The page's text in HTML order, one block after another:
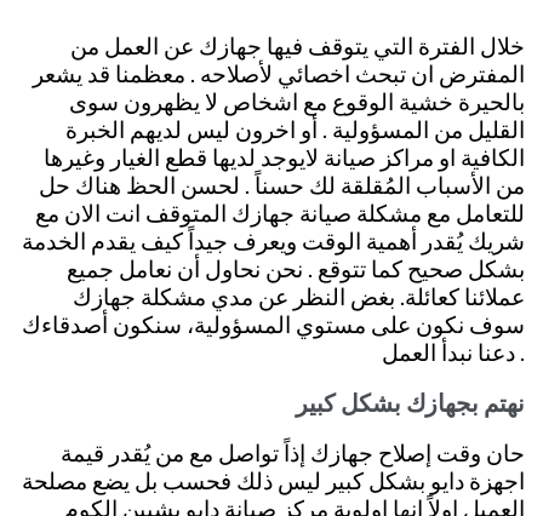
خلال الفترة التي يتوقف فيها جهازك عن العمل من
المفترض ان تبحث اخصائي لأصلاحه . معظمنا قد يشعر
بالحيرة خشية الوقوع مع اشخاص لا يظهرون سوى
القليل من المسؤولية . أو اخرون ليس لديهم الخبرة
الكافية او مراكز صيانة لايوجد لديها قطع الغيار وغيرها
من الأسباب المُقلقة لك حسناً . لحسن الحظ هناك حل
للتعامل مع مشكلة صيانة جهازك المتوقف انت الان مع
شريك يُقدر أهمية الوقت ويعرف جيداً كيف يقدم الخدمة
بشكل صحيح كما تتوقع . نحن نحاول أن نعامل جميع
عملائنا كعائلة. بغض النظر عن مدي مشكلة جهازك
سوف نكون على مستوي المسؤولية، سنكون أصدقاءك
. دعنا نبدأ العمل
نهتم بجهازك بشكل كبير
حان وقت إصلاح جهازك إذاً تواصل مع من يُقدر قيمة
اجهزة دايو بشكل كبير ليس ذلك فحسب بل يضع مصلحة
العميل اولاً انها اولوية مركز صيانة دايو بشبين الكوم